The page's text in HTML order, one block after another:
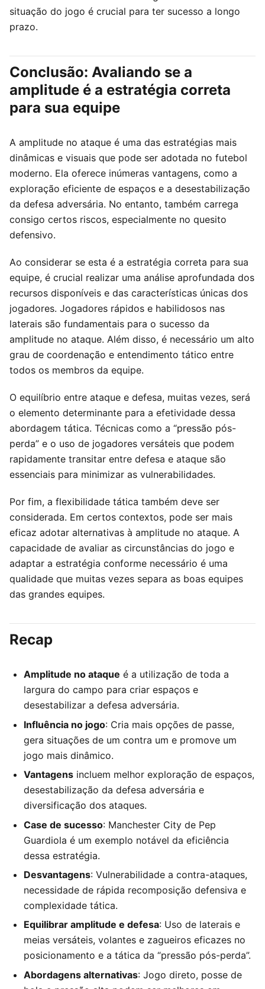
situação do jogo é crucial para ter sucesso a longo
prazo.
Conclusão: Avaliando se a
amplitude é a estratégia correta
para sua equipe
A amplitude no ataque é uma das estratégias mais
dinâmicas e visuais que pode ser adotada no futebol
moderno. Ela oferece inúmeras vantagens, como a
exploração eficiente de espaços e a desestabilização
da defesa adversária. No entanto, também carrega
consigo certos riscos, especialmente no quesito
defensivo.
Ao considerar se esta é a estratégia correta para sua
equipe, é crucial realizar uma análise aprofundada dos
recursos disponíveis e das características únicas dos
jogadores. Jogadores rápidos e habilidosos nas
laterais são fundamentais para o sucesso da
amplitude no ataque. Além disso, é necessário um alto
grau de coordenação e entendimento tático entre
todos os membros da equipe.
O equilíbrio entre ataque e defesa, muitas vezes, será
o elemento determinante para a efetividade dessa
abordagem tática. Técnicas como a “pressão pós-
perda” e o uso de jogadores versáteis que podem
rapidamente transitar entre defesa e ataque são
essenciais para minimizar as vulnerabilidades.
Por fim, a flexibilidade tática também deve ser
considerada. Em certos contextos, pode ser mais
eficaz adotar alternativas à amplitude no ataque. A
capacidade de avaliar as circunstâncias do jogo e
adaptar a estratégia conforme necessário é uma
qualidade que muitas vezes separa as boas equipes
das grandes equipes.
Recap
Amplitude no ataque é a utilização de toda a
largura do campo para criar espaços e
desestabilizar a defesa adversária.
Influência no jogo: Cria mais opções de passe,
gera situações de um contra um e promove um
jogo mais dinâmico.
Vantagens incluem melhor exploração de espaços,
desestabilização da defesa adversária e
diversificação dos ataques.
Case de sucesso: Manchester City de Pep
Guardiola é um exemplo notável da eficiência
dessa estratégia.
Desvantagens: Vulnerabilidade a contra-ataques,
necessidade de rápida recomposição defensiva e
complexidade tática.
Equilibrar amplitude e defesa: Uso de laterais e
meias versáteis, volantes e zagueiros eficazes no
posicionamento e a tática da “pressão pós-perda”.
Abordagens alternativas: Jogo direto, posse de